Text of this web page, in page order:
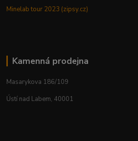
Minelab tour 2023 (zipsy.cz)
Kamenná prodejna
Masarykova 186/109
Ústí nad Labem, 40001